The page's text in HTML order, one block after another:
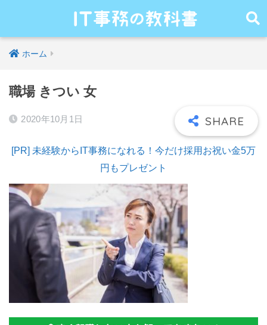
ホーム
職場 きつい 女
2020年10月1日
[PR] 未経験からIT事務になれる！今だけ採用お祝い金5万
円もプレゼント